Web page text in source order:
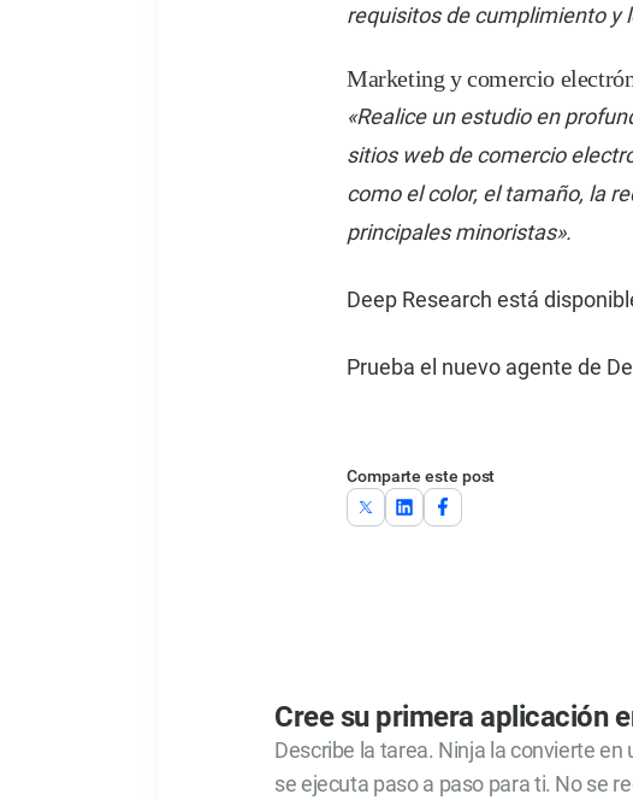
requisitos de cumplimiento y
Marketing y comercio
«Realice un estudio en
sitios web de comercio
como el color, el tamaño, la
principales minoristas».
Deep Research está
Prueba el nuevo agente de
Comparte este post
Cree su primera aplicación
Describe la tarea. Ninja la convierte en
se ejecuta paso a paso para ti. No se